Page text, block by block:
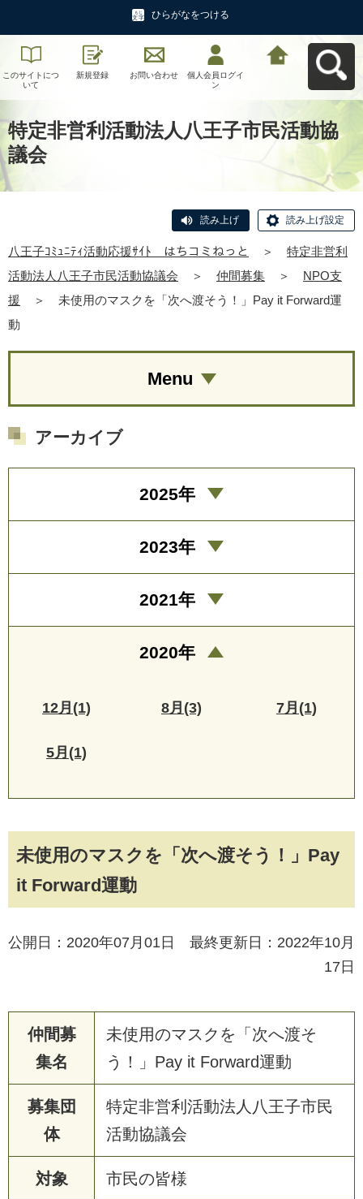
ひらがなをつける
このサイトにつ
いて
新規登録 お問い合わせ
個人会員ログイ
ン
特定非営利活動法人八王子市民活動協
議会
読み上げ 読み上げ設定
八王子ｺﾐｭﾆﾃｨ活動応援ｻｲﾄ はちコミねっと ＞
特定非営利
活動法人八王子市民活動協議会
＞ 仲間募集 ＞
NPO支
援
＞
未使用のマスクを「次へ渡そう！」Pay it Forward運
動
未使用のマスクを「次へ渡そう！」Pay
it Forward運動
公開日：2020年07月01日 最終更新日：2022年10月
17日
仲間募
集名
未使用のマスクを「次へ渡そ
う！」Pay it Forward運動
募集団
体
特定非営利活動法人八王子市民
活動協議会
対象 市民の皆様
Menu
アーカイブ
2025年
2023年
2021年
2020年
12月(1) 8月(3) 7月(1)
5月(1)